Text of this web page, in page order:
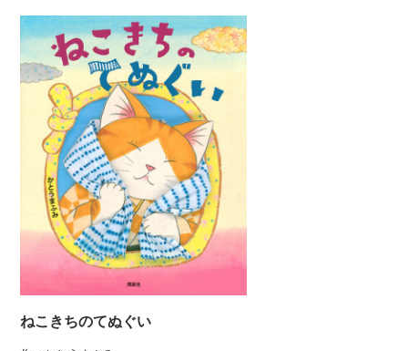
ねこきちのてぬぐい